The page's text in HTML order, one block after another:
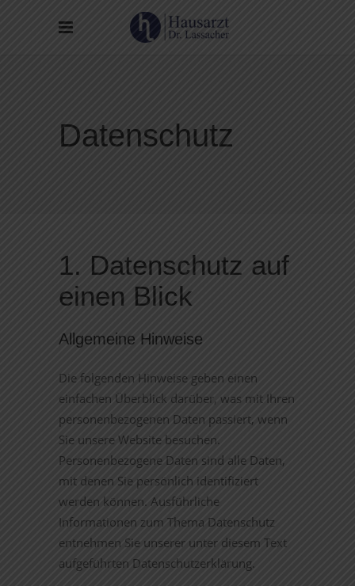
Datenschutz
1. Datenschutz auf
einen Blick
Allgemeine Hinweise
Die folgenden Hinweise geben einen
einfachen Überblick darüber, was mit Ihren
personenbezogenen Daten passiert, wenn
Sie unsere Website besuchen.
Personenbezogene Daten sind alle Daten,
mit denen Sie persönlich identifiziert
werden können. Ausführliche
Informationen zum Thema Datenschutz
entnehmen Sie unserer unter diesem Text
aufgeführten Datenschutzerklärung.